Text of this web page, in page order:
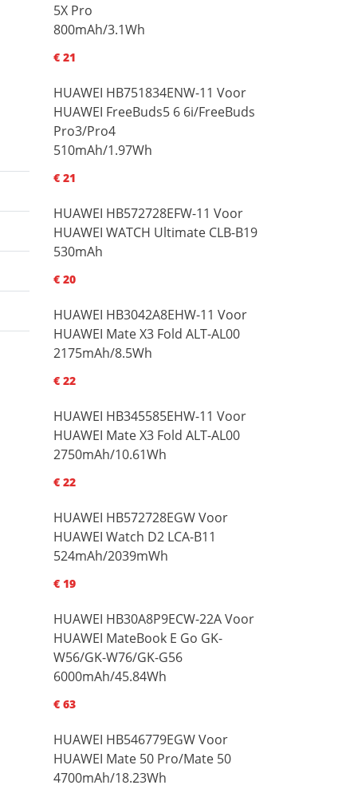
5X Pro
800mAh/3.1Wh
€ 21
HUAWEI HB751834ENW-11 Voor
HUAWEI FreeBuds5 6 6i/FreeBuds
Pro3/Pro4
510mAh/1.97Wh
€ 21
HUAWEI HB572728EFW-11 Voor
HUAWEI WATCH Ultimate CLB-B19
530mAh
€ 20
HUAWEI HB3042A8EHW-11 Voor
HUAWEI Mate X3 Fold ALT-AL00
2175mAh/8.5Wh
€ 22
HUAWEI HB345585EHW-11 Voor
HUAWEI Mate X3 Fold ALT-AL00
2750mAh/10.61Wh
€ 22
HUAWEI HB572728EGW Voor
HUAWEI Watch D2 LCA-B11
524mAh/2039mWh
€ 19
HUAWEI HB30A8P9ECW-22A Voor
HUAWEI MateBook E Go GK-
W56/GK-W76/GK-G56
6000mAh/45.84Wh
€ 63
HUAWEI HB546779EGW Voor
HUAWEI Mate 50 Pro/Mate 50
4700mAh/18.23Wh